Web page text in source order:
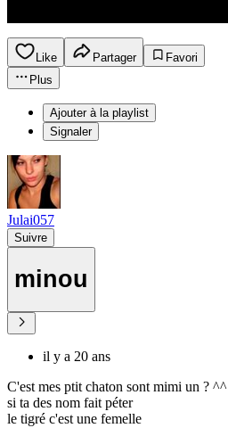
Like Partager
Favori
Plus
Ajouter à la playlist
Signaler
Julai057
Suivre
minou
il y a 20 ans
C'est mes ptit chaton sont mimi un ? ^^
si ta des nom fait péter
le tigré c'est une femelle